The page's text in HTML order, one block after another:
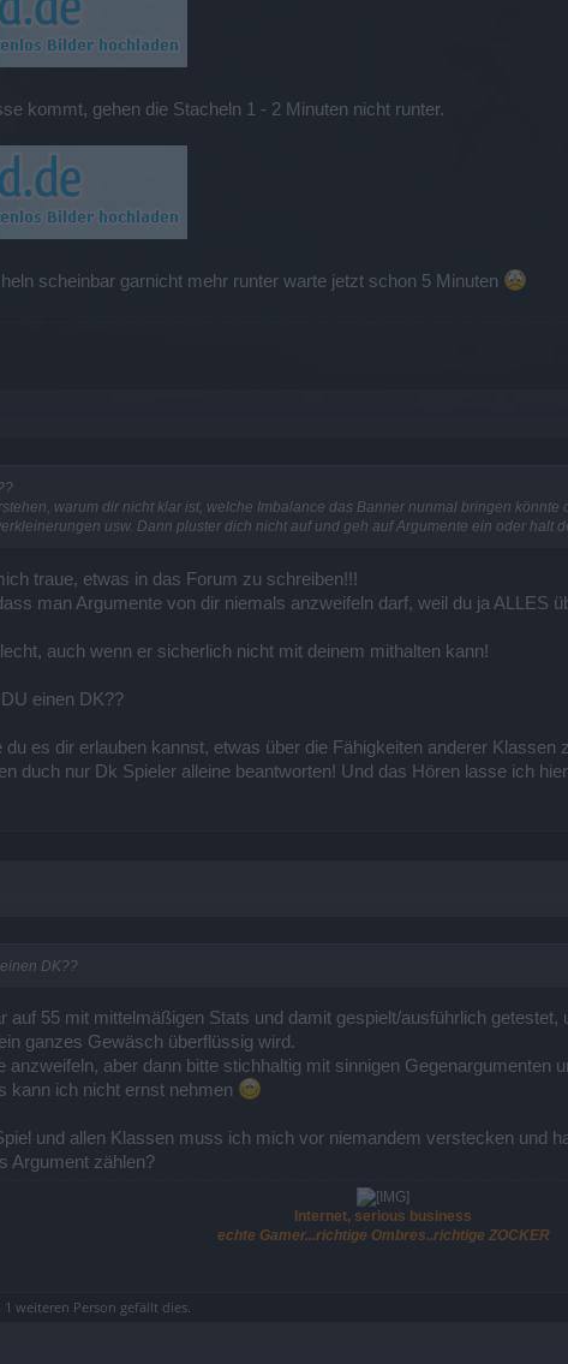
kommt, gehen die Stacheln 1 - 2 Minuten nicht runter.
scheinbar garnicht mehr runter warte jetzt schon 5 Minuten
warum dir nicht klar ist, welche Imbalance das Banner nunmal bringen könnte
usw. Dann pluster dich nicht auf und geh auf Argumente ein oder halt
traue, etwas in das Forum zu schreiben!!!
man Argumente von dir niemals anzweifeln darf, weil du ja ALLES
auch wenn er sicherlich nicht mit deinem mithalten kann!
einen DK??
es dir erlauben kannst, etwas über die Fähigkeiten anderer
duch nur Dk Spieler alleine beantworten! Und das Hören lasse ich
DK??
auf 55 mit mittelmäßigen Stats und damit gespielt/ausführlich
ganzes Gewäsch überflüssig wird.
anzweifeln, aber dann bitte stichhaltig mit sinnigen Gegenargumenten
kann ich nicht ernst nehmen
und allen Klassen muss ich mich vor niemandem verstecken und
Argument zählen?
Internet, serious business
echte Gamer...richtige Ombres..richtige ZOCKER
1 weiteren Person gefällt dies.